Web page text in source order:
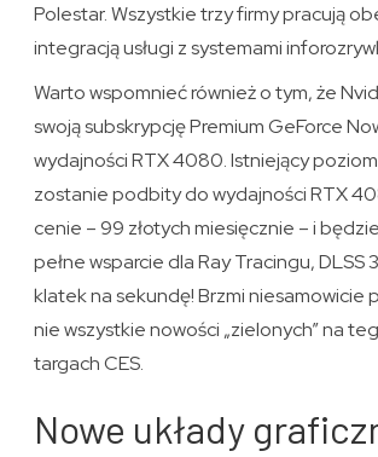
Polestar. Wszystkie trzy firmy pracują
integracją usługi z systemami
Warto wspomnieć również o tym, że
swoją subskrypcję Premium GeForce
wydajności RTX 4080. Istniejący
zostanie podbity do wydajności RTX
cenie – 99 złotych miesięcznie – i
pełne wsparcie dla Ray Tracingu, DLSS
klatek na sekundę! Brzmi niesamowicie
nie wszystkie nowości „zielonych” na
targach CES.
Nowe układy